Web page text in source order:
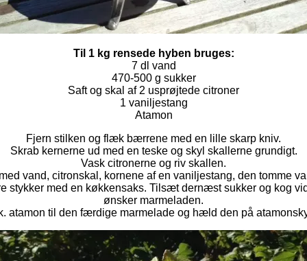
Til 1 kg rensede hyben bruges:
7 dl vand
470-500 g sukker
Saft og skal af 2 usprøjtede citroner
1 vaniljestang
Atamon
Fjern stilken og flæk bærrene med en lille skarp kniv.
Skrab kernerne ud med en teske og skyl skallerne grundigt.
Vask citronerne og riv skallen.
vand, citronskal, kornene af en vaniljestang, den tomme
stykker med en køkkensaks. Tilsæt dernæst sukker og kog
ønsker marmeladen.
atamon til den færdige marmelade og hæld den på